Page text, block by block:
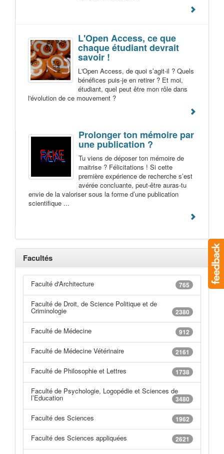
L'Open Access, ce que
chaque étudiant devrait
savoir !
L'Open Access, de quoi s’agit-il ? Quels
bénéfices puis-je en retirer ? Et moi,
étudiant, quel peut être mon rôle dans
l'évolution de ce mouvement ?
Prolonger ton mémoire par
une publication ?
Tu viens de déposer ton mémoire de
maitrise ? Félicitations ! Si cette
première expérience de recherche s’est
avérée concluante, peut-être auras-tu
envie de la valoriser sous la forme d’une publication
scientifique ...
Facultés
Faculté d'Architecture 765
Faculté de Droit, de Science Politique et de
Criminologie 2380
Faculté de Médecine 912
Faculté de Médecine Vétérinaire 2161
Faculté de Philosophie et Lettres 1738
Faculté de Psychologie, Logopédie et Sciences de
l’Education 3480
Faculté des Sciences 1962
Faculté des Sciences appliquées 2621